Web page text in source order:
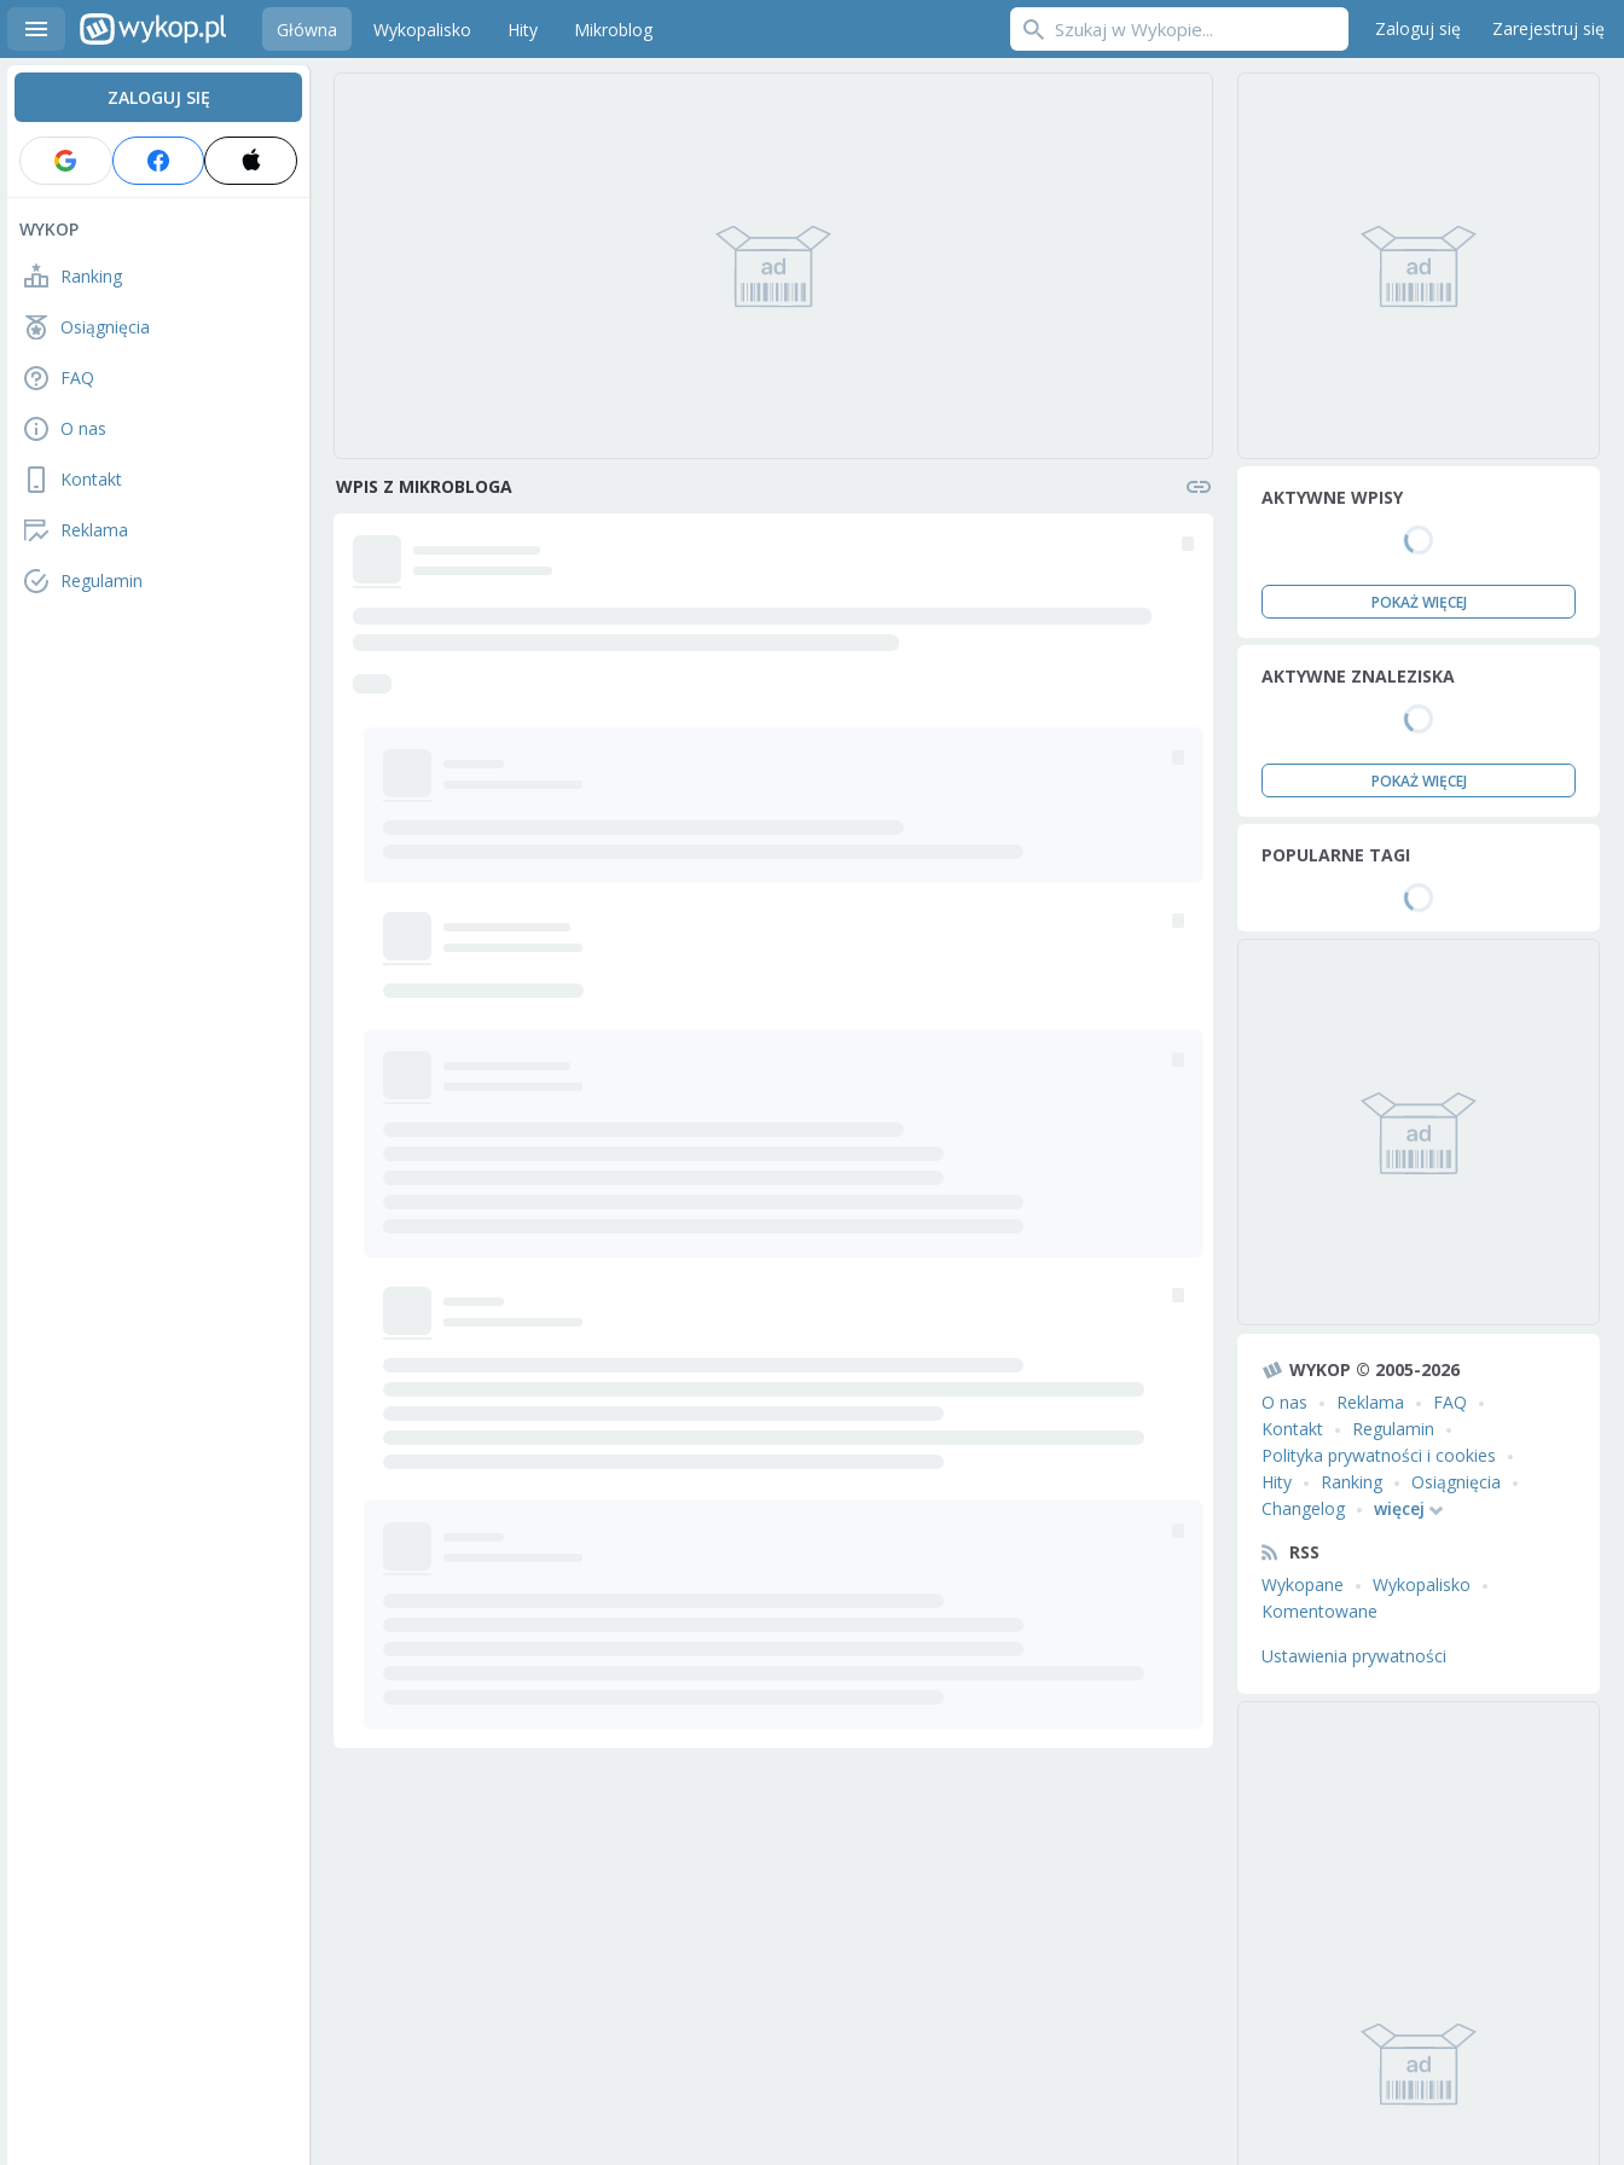
Główna Wykopalisko Hity Mikroblog Zaloguj się Zarejestruj się
ZALOGUJ SIĘ
WYKOP
Ranking
Osiągnięcia
FAQ
O nas
Kontakt
Reklama
Regulamin
WPIS Z MIKROBLOGA AKTYWNE WPISY
POKAŻ WIĘCEJ
AKTYWNE ZNALEZISKA
POKAŻ WIĘCEJ
POPULARNE TAGI
WYKOP © 2005-2026
O nas
Reklama
FAQ
Kontakt
Regulamin
Polityka prywatności i cookies
Hity
Ranking
Osiągnięcia
Changelog
więcej
RSS
Wykopane
Wykopalisko
Komentowane
Ustawienia prywatności